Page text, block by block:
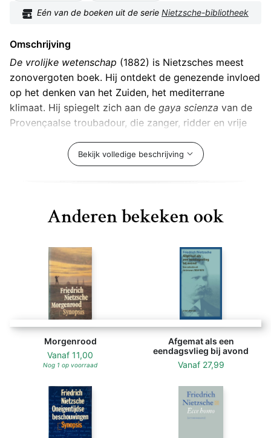
Eén van de boeken uit de serie Nietzsche-bibliotheek
Omschrijving
De vrolijke wetenschap (1882) is Nietzsches meest
zonovergoten boek. Hij ontdekt de genezende invloed
op het denken van het Zuiden, het mediterrane
klimaat. Hij spiegelt zich aan de gaya scienza van de
Provençaalse troubadour, die zanger, ridder en vrije
gevaarlijk spel met alles wat ‘heilig, goed,
onaanraakbaar, goddelijk heette’. De dood van God,
voortbestaan. Die wetenschap is even ijzingwekkend
gedachte van ‘de eeuwige wederkeer van hetzelfde’.
Nietzsche anticipeert hiermee op de nihilistische
onverschilligheid die na het afscheid van de
bovennatuurlijke instanties op de loer ligt. Met ‘de
eeuwige wederkeer’ proclameert hij de
onvoorwaardelijke trouw aan het onvervangbare,
aardse leven als de hoogste waarde. Als een ridder die
door het vuur gaat voor een vrouw, want: ‘Ja, het
Bekijk volledige beschrijving
Anderen bekeken ook
Morgenrood
Vanaf 11,00
Nog 1 op voorraad
Afgemat als een
eendagsvlieg bij avond
Vanaf 27,99